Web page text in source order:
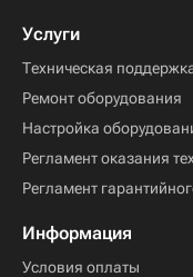
Услуги
Техническая
Ремонт оборудования
Настройка
Регламент оказания
Регламент
Информация
Условия оплаты